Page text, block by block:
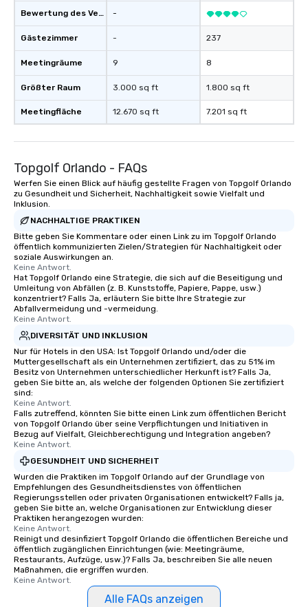
Bewertung des Veranstaltungsortes
Gästezimmer
Meetingräume
Größter Raum
Meetingfläche
-
-
9
3.000 sq ft
12.670 sq ft
237
8
1.800 sq ft
7.201 sq ft
Topgolf Orlando - FAQs
Werfen Sie einen Blick auf häufig gestellte Fragen von Topgolf Orlando
zu Gesundheit und Sicherheit, Nachhaltigkeit sowie Vielfalt und
Inklusion.
NACHHALTIGE PRAKTIKEN
Bitte geben Sie Kommentare oder einen Link zu im Topgolf Orlando
öffentlich kommunizierten Zielen/Strategien für Nachhaltigkeit oder
soziale Auswirkungen an.
Keine Antwort.
Hat Topgolf Orlando eine Strategie, die sich auf die Beseitigung und
Umleitung von Abfällen (z. B. Kunststoffe, Papiere, Pappe, usw.)
konzentriert? Falls Ja, erläutern Sie bitte Ihre Strategie zur
Abfallvermeidung und -vermeidung.
Keine Antwort.
DIVERSITÄT UND INKLUSION
Nur für Hotels in den USA: Ist Topgolf Orlando und/oder die
Muttergesellschaft als ein Unternehmen zertifiziert, das zu 51% im
Besitz von Unternehmen unterschiedlicher Herkunft ist? Falls Ja,
geben Sie bitte an, als welche der folgenden Optionen Sie zertifiziert
sind:
Keine Antwort.
Falls zutreffend, könnten Sie bitte einen Link zum öffentlichen Bericht
von Topgolf Orlando über seine Verpflichtungen und Initiativen in
Bezug auf Vielfalt, Gleichberechtigung und Integration angeben?
Keine Antwort.
GESUNDHEIT UND SICHERHEIT
Wurden die Praktiken im Topgolf Orlando auf der Grundlage von
Empfehlungen des Gesundheitsdienstes von öffentlichen
Regierungsstellen oder privaten Organisationen entwickelt? Falls ja,
geben Sie bitte an, welche Organisationen zur Entwicklung dieser
Praktiken herangezogen wurden:
Keine Antwort.
Reinigt und desinfiziert Topgolf Orlando die öffentlichen Bereiche und
öffentlich zugänglichen Einrichtungen (wie: Meetingräume,
Restaurants, Aufzüge, usw.)? Falls Ja, beschreiben Sie alle neuen
Maßnahmen, die ergriffen wurden.
Keine Antwort.
Alle FAQs anzeigen